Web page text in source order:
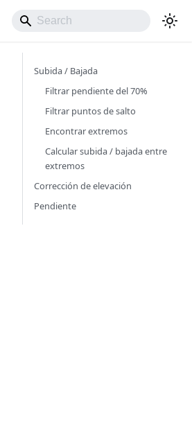
Subida / Bajada
Filtrar pendiente del 70%
Filtrar puntos de salto
Encontrar extremos
Calcular subida / bajada entre
extremos
Corrección de elevación
Pendiente